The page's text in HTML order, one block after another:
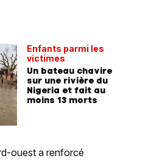
Enfants parmi les
victimes
Un bateau chavire
sur une rivière du
Nigeria et fait au
moins 13 morts
ouest a renforcé